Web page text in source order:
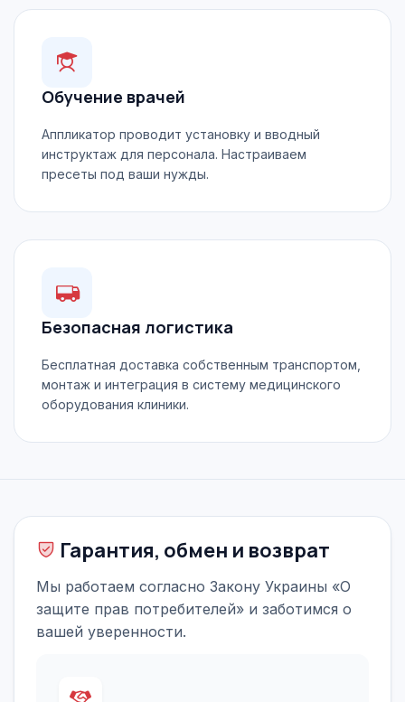
Обучение врачей
Аппликатор проводит установку и вводный
инструктаж для персонала. Настраиваем
пресеты под ваши нужды.
Безопасная логистика
Бесплатная доставка собственным транспортом,
монтаж и интеграция в систему медицинского
оборудования клиники.
Гарантия, обмен и возврат
Мы работаем согласно Закону Украины «О
защите прав потребителей» и заботимся о
вашей уверенности.